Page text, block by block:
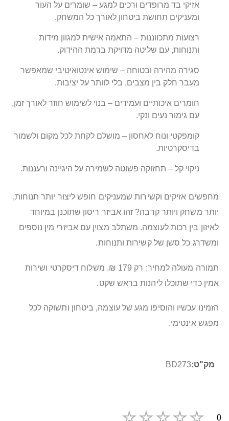
אזיקי בד מרופדים ורכים למגע – שומרים על העור
ומעניקים תחושת ביטחון לאורך כל המשחק.
רצועות מתכווננות – התאמה אישית למגוון מידות
ותנוחות, עם שליטה מדויקת ברמת ההידוק.
סגירה מהירה ובטוחה – שימוש אינטואיטיבי שמאפשר
מעבר חלק בין מצבים, בלי לוותר על יציבות.
חומרים איכותיים ועמידים – בנוי לשימוש חוזר לאורך זמן,
עם גימור נעים ונקי.
קומפקטי ונוח לאחסון – מושלם לקחת לכל מקום ולשמור
בדיסקרטיות.
ניקוי קל – תחזוקה פשוטה לשמירה על היגיינה ורעננות.
מחפשים אזיקים וקשירות שמעניקים חופש ליצור יותר תנוחות,
יותר משחק ויותר קרבה? זהו אביזר ריסון שתוכנן במיוחד
לאיזון בין רכות לעוצמה. משתלב מצוין עם אביזרי מין נוספים
ומשדרג כל סשן של קשירות ותנוחות.
תמורה מעולה למחיר: רק 179 ₪. משלוח דיסקרטי ושירות
אמין כדי שתוכלו ליהנות בראש שקט.
הזמינו עכשיו והוסיפו מגע של עוצמה, ביטחון ותשוקה לכל
מפגש אינטימי.
מידע
BD273
0